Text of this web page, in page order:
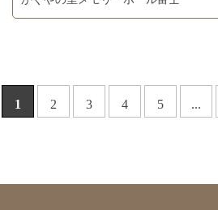
1 2 3 4 5 ...